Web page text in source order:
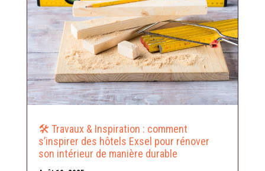
🛠️ Travaux & Inspiration : comment
s’inspirer des hôtels Exsel pour rénover
son intérieur de manière durable